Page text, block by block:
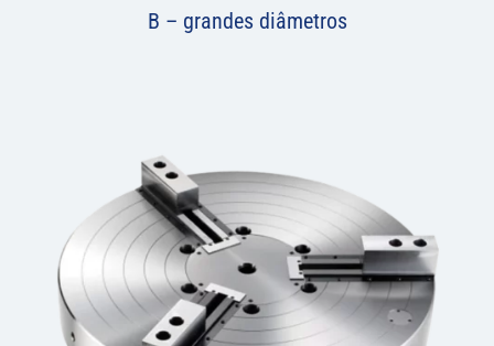
B – grandes diâmetros